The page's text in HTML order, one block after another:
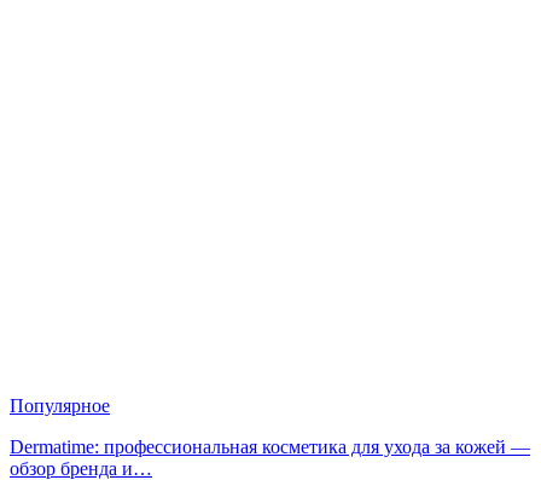
Популярное
Dermatime: профессиональная косметика для ухода за кожей —
обзор бренда и…